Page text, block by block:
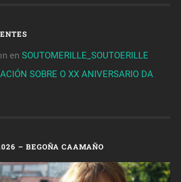
en SOUTOMERILLE_SOUTOERILLE
SOBRE O XX ANIVERSARIO DA
– BEGOÑA CAAMAÑO